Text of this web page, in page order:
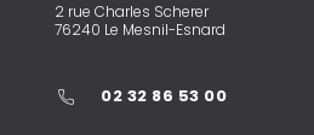
2 rue Charles Scherer
76240 Le Mesnil-Esnard
02 32 86 53 00